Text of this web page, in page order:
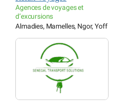
Agences de voyages et
d’excursions
Almadies, Mamelles, Ngor, Yoff